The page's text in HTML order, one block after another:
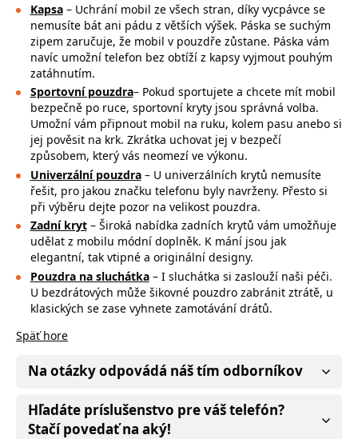
Kapsa– Uchrání mobil ze všech stran, díky vycpávce se
nemusíte bát ani pádu z větších výšek. Páska se suchým
zipem zaručuje, že mobil v pouzdře zůstane. Páska vám
navíc umožní telefon bez obtíží z kapsy vyjmout pouhým
zatáhnutím.
Sportovní pouzdra– Pokud sportujete a chcete mít mobil
bezpečně po ruce, sportovní kryty jsou správná volba.
Umožní vám připnout mobil na ruku, kolem pasu anebo si
jej pověsit na krk. Zkrátka uchovat jej v bezpečí
způsobem, který vás neomezí ve výkonu.
Univerzální pouzdra – U univerzálních krytů nemusíte
řešit, pro jakou značku telefonu byly navrženy. Přesto si
při výběru dejte pozor na velikost pouzdra.
Zadní kryt– Široká nabídka zadních krytů vám umožňuje
udělat z mobilu módní doplněk. K mání jsou jak
elegantní, tak vtipné a originální designy.
Pouzdra na sluchátka– I sluchátka si zaslouží naši péči.
U bezdrátových může šikovné pouzdro zabránit ztrátě, u
klasických se zase vyhnete zamotávání drátů.
Späť hore
Na otázky odpovádá náš tím odborníkov
Hľadáte príslušenstvo pre váš telefón?
Stačí povedať na aký!